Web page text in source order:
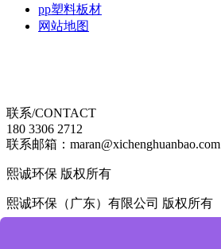
pp塑料板材
网站地图
联系/CONTACT
180 3306 2712
联系邮箱：maran@xichenghuanbao.com
熙诚环保 版权所有
熙诚环保（广东）有限公司 版权所有